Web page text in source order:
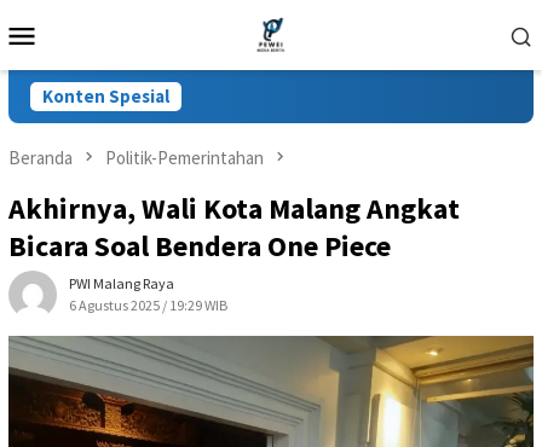
ke
Mobile
Konten Spesial
Beranda Politik-Pemerintahan
Akhirnya, Wali Kota Malang Angkat
Bicara Soal Bendera One Piece
PWI Malang Raya
6 Agustus 2025 / 19:29 WIB